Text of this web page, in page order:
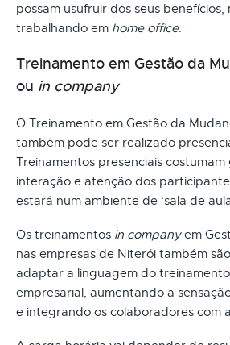
possam usufruir dos seus benefícios,
trabalhando em home office.
Treinamento em Gestão da
ou in company
O Treinamento em Gestão da
também pode ser realizado
Treinamentos presenciais costumam
interação e atenção dos
estará num ambiente de ‘sala de
Os treinamentos in companyem
nas empresas de Niterói também
adaptar a linguagem do
empresarial, aumentando a
e integrando os colaboradores com